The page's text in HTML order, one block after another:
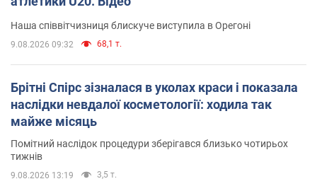
Наша співвітчизниця блискуче виступила в Орегоні
9.08.2026 09:32 68,1 т.
Брітні Спірс зізналася в уколах краси і показала
наслідки невдалої косметології: ходила так
майже місяць
Помітний наслідок процедури зберігався близько чотирьох
тижнів
9.08.2026 13:19 3,5 т.